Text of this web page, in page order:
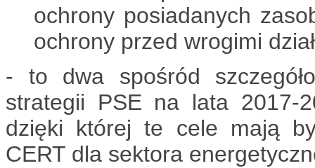
ochrony posiadanych
ochrony przed wrogimi
- to dwa spośród
strategii PSE na lata 2017-
dzięki której te cele mają
CERT dla sektora